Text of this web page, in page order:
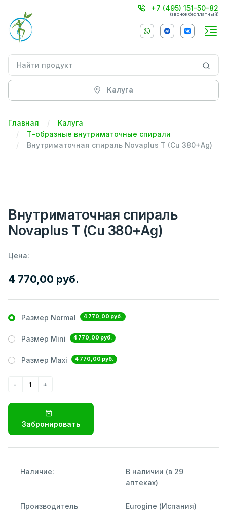
+7 (495) 151-50-82
(звонок бесплатный)
Калуга
Главная
Калуга
Т-образные внутриматочные спирали
Внутриматочная спираль Novaplus T (Cu 380+Ag)
Внутриматочная спираль
Novaplus T (Cu 380+Ag)
Цена:
4 770,00 руб.
Размер Normal 4 770,00 руб.
Размер Mini 4 770,00 руб.
Размер Maxi 4 770,00 руб.
Забронировать
Наличие:
В наличии (в 29
аптеках)
Производитель Eurogine (Испания)